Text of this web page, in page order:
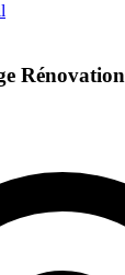
Rénovation